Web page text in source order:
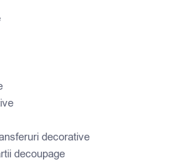
decorative
decoupage